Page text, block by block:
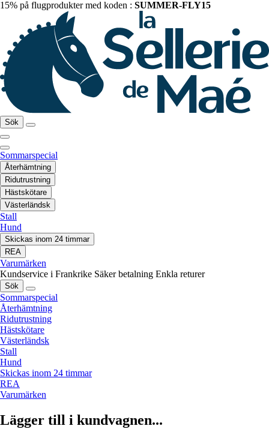
15% på flugprodukter med koden : SUMMER-FLY15
Sök
Sommarspecial
Återhämtning
Ridutrustning
Hästskötare
Västerländsk
Stall
Hund
Skickas inom 24 timmar
REA
Varumärken
Kundservice i Frankrike Säker betalning Enkla returer
Sök
Sommarspecial
Återhämtning
Ridutrustning
Hästskötare
Västerländsk
Stall
Hund
Skickas inom 24 timmar
REA
Varumärken
Lägger till i kundvagnen...